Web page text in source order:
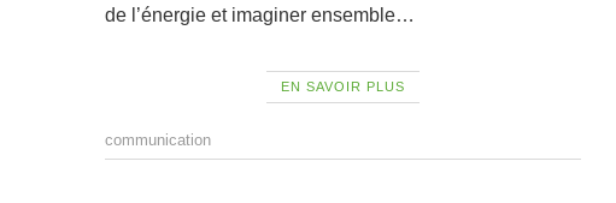
de l’énergie et imaginer ensemble…
EN SAVOIR PLUS
communication